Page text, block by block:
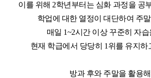
이를 위해 2학년부터는 심화 과정을 공
학업에 대한 열정이 대단하여 주
매일 1~2시간 이상 꾸준히 자습
현재 학급에서 당당히 1 위를 유지하
방과 후와 주말을 활용해